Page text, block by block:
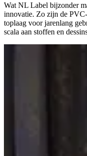
Wat NL Label bijzonder
innovatie. Zo zijn de
toplaag voor jarenlang
scala aan stoffen en